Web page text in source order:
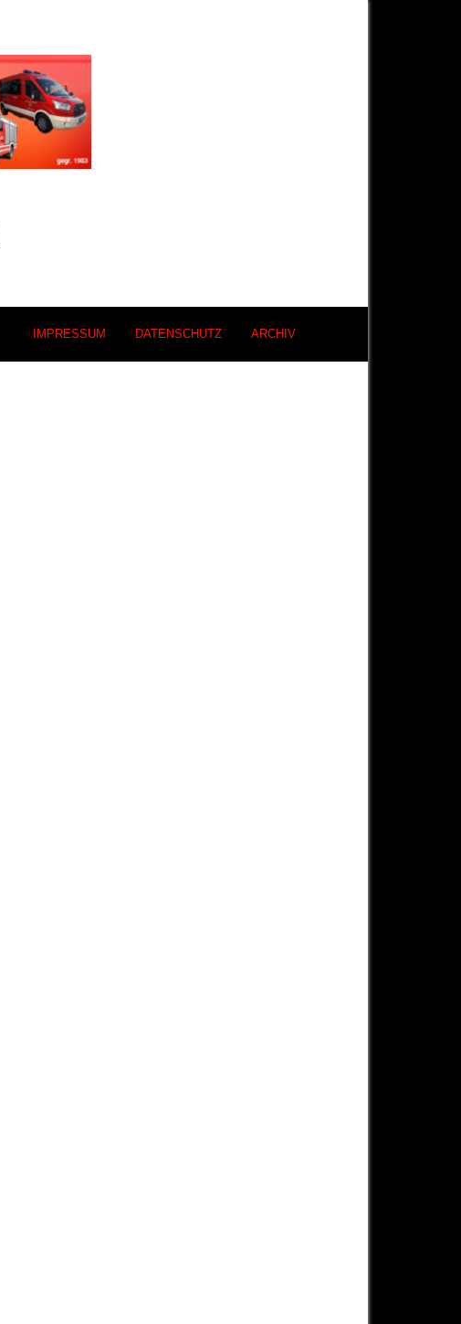
IMPRESSUM DATENSCHUTZ ARCHIV